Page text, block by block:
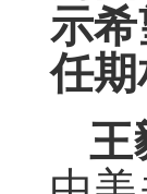
示
任
王